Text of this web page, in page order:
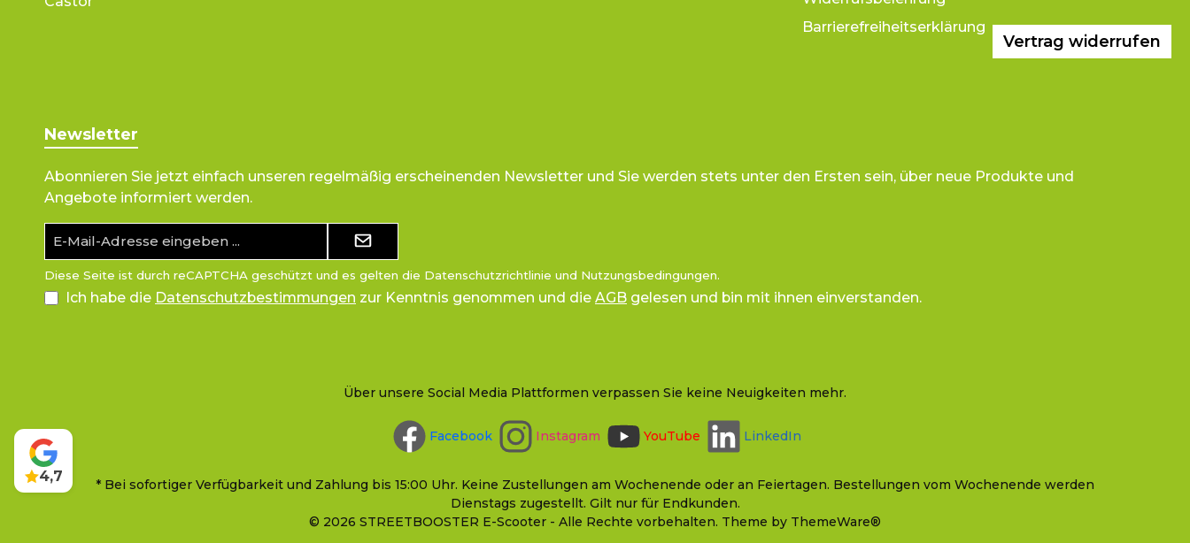
Barrierefreiheitserklärung
Vertrag widerrufen
Newsletter
Abonnieren Sie jetzt einfach unseren regelmäßig erscheinenden Newsletter und Sie werden stets unter den Ersten sein, über neue Produkte und
Angebote informiert werden.
Mail-
Adresse*
Diese Seite ist durch reCAPTCHA geschützt und es gelten die Datenschutzrichtlinie und Nutzungsbedingungen.
Ich habe die Datenschutzbestimmungen zur Kenntnis genommen und die AGB gelesen und bin mit ihnen einverstanden.
Über unsere Social Media Plattformen verpassen Sie keine Neuigkeiten mehr.
Facebook Instagram YouTube LinkedIn
* Bei sofortiger Verfügbarkeit und Zahlung bis 15:00 Uhr. Keine Zustellungen am Wochenende oder an Feiertagen. Bestellungen vom Wochenende werden
Dienstags zugestellt. Gilt nur für Endkunden.
4,7
© 2026 STREETBOOSTER E-Scooter - Alle Rechte vorbehalten. Theme by ThemeWare®